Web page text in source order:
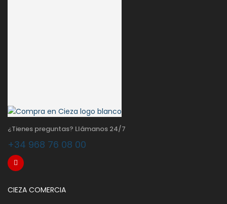
¿Tienes preguntas? Llámanos 24/7
+34 968 76 08 00
CIEZA COMERCIA